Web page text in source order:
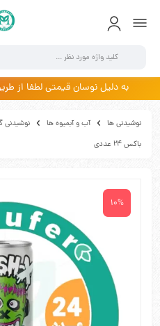
به دلیل نوسان قیمتی لطفا از
نوشیدنی ها آب و آبمیوه ها
باکس 24 عددی
10%